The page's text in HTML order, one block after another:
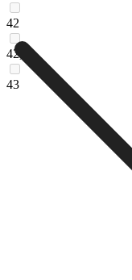
42
42,5
43